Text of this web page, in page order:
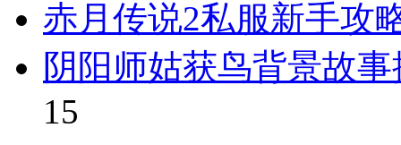
赤月传说2私服新手攻
阴阳师姑获鸟背景故
15